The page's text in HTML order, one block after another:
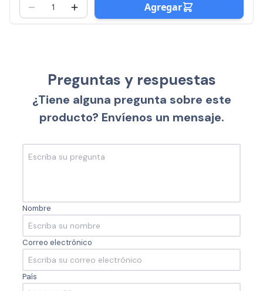
Agregar
Preguntas y respuestas
¿Tiene alguna pregunta sobre este
producto? Envíenos un mensaje.
Nombre
Correo electrónico
País